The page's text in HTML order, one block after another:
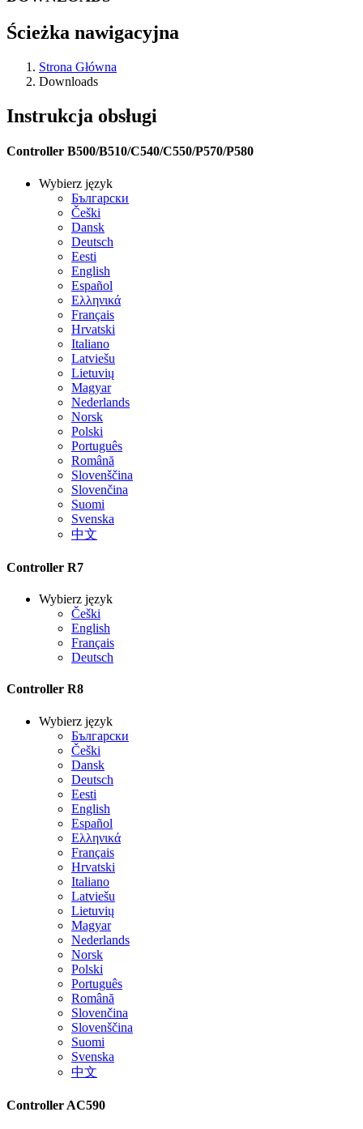
Ścieżka nawigacyjna
Strona Główna
Downloads
Instrukcja obsługi
Controller B500/B510/C540/C550/P570/P580
Wybierz język
Български
Češki
Dansk
Deutsch
Eesti
English
Español
Ελληνικά
Français
Hrvatski
Italiano
Latviešu
Lietuvių
Magyar
Nederlands
Norsk
Polski
Português
Română
Slovenščina
Slovenčina
Suomi
Svenska
中文
Controller R7
Wybierz język
Češki
English
Français
Deutsch
Controller R8
Wybierz język
Български
Češki
Dansk
Deutsch
Eesti
English
Español
Ελληνικά
Français
Hrvatski
Italiano
Latviešu
Lietuvių
Magyar
Nederlands
Norsk
Polski
Português
Română
Slovenčina
Slovenščina
Suomi
Svenska
中文
Controller AC590